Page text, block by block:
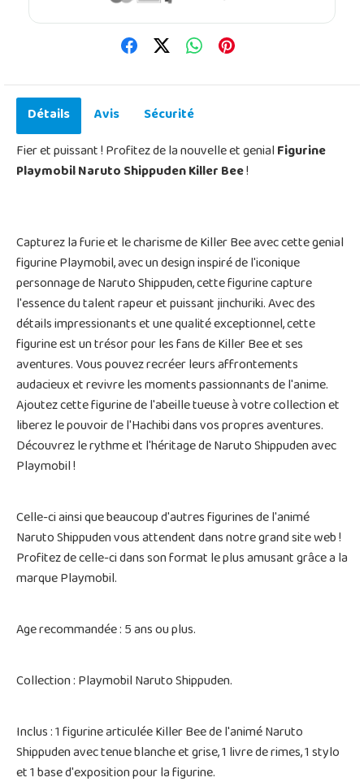
Détails Avis
Sécurité
Fier et puissant ! Profitez de la nouvelle et genialFigurine
Playmobil Naruto Shippuden Killer Bee!
Capturez la furie et le charisme de Killer Bee avec cette genial
figurine Playmobil, avec un design inspiré de l'iconique
personnage de Naruto Shippuden, cette figurine capture
l'essence du talent rapeur et puissant jinchuriki. Avec des
détails impressionants et une qualité exceptionnel, cette
figurine est un trésor pour les fans de Killer Bee et ses
aventures. Vous pouvez recréer leurs affrontements
audacieux et revivre les moments passionnants de l'anime.
Ajoutez cette figurine de l'abeille tueuse à votre collection et
liberez le pouvoir de l'Hachibi dans vos propres aventures.
Découvrez le rythme et l'héritage de Naruto Shippuden avec
Playmobil !
Celle-ci ainsi que beaucoup d'autres figurines de l'animé
Naruto Shippuden vous attendent dans notre grand site web !
Profitez de celle-ci dans son format le plus amusant grâce a la
marque Playmobil.
Age recommandée : 5 ans ou plus.
Collection : Playmobil Naruto Shippuden.
Inclus : 1 figurine articulée Killer Bee de l'animé Naruto
Shippuden avec tenue blanche et grise, 1 livre de rimes, 1 stylo
et 1 base d'exposition pour la figurine.